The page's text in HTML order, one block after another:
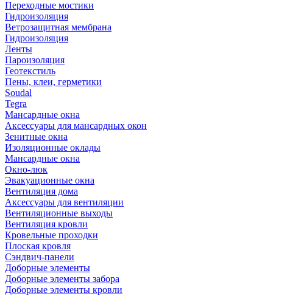
Переходные мостики
Гидроизоляция
Ветрозащитная мембрана
Гидроизоляция
Ленты
Пароизоляция
Геотекстиль
Пены, клеи, герметики
Soudal
Tegra
Мансардные окна
Аксессуары для мансардных окон
Зенитные окна
Изоляционные оклады
Мансардные окна
Окно-люк
Эвакуационные окна
Вентиляция дома
Аксессуары для вентиляции
Вентиляционные выходы
Вентиляция кровли
Кровельные проходки
Плоская кровля
Сэндвич-панели
Доборные элементы
Доборные элементы забора
Доборные элементы кровли